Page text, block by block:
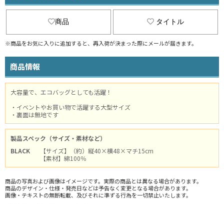
商品 タイトル
※商品をお気に入りに追加すると、再入荷が決まった際にメールが届きます。
商品情報
大容量で、エコバッグとしても活躍！
・イベントやお買い物で活躍する大型サイズ
・裏面は無地です
製品スペック（サイズ・素材など）
BLACK
【サイズ】（約）縦40×横48×マチ15cm
【素材】綿100％
商品の写真および画像はイメージです。実際の商品とは異なる場合があります。
商品のデザイン・仕様・発売日などは予告なく変更となる場合があります。
画像・テキストの無断転載、及びそれに準ずる行為を一切禁止いたします。